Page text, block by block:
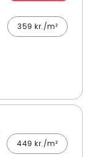
359 kr./m²
449 kr./m²